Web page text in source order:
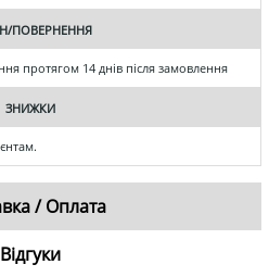
ПОВЕРНЕННЯ
протягом 14 днів після замовлення
ЗНИЖКИ
/ Оплата
Відгуки